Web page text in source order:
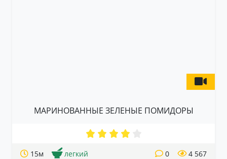
МАРИНОВАННЫЕ ЗЕЛЕНЫЕ ПОМИДОРЫ
15м легкий 4 567
0